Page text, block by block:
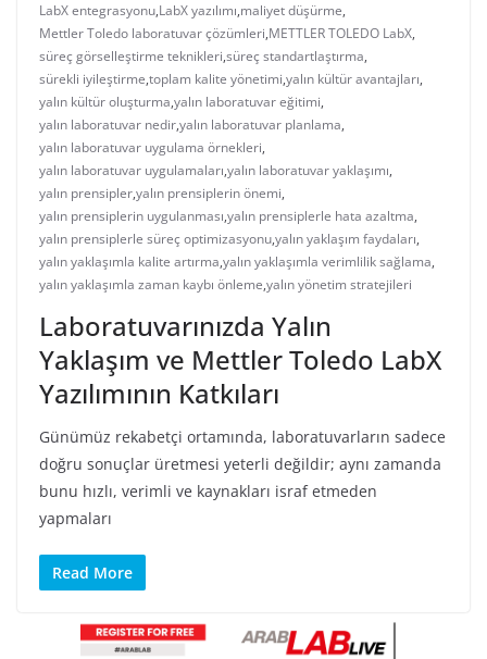
LabX entegrasyonu,LabX yazılımı,maliyet düşürme,
Mettler Toledo laboratuvar çözümleri,METTLER TOLEDO LabX,
süreç görselleştirme teknikleri,süreç standartlaştırma,
sürekli iyileştirme,toplam kalite yönetimi,yalın kültür avantajları,
yalın kültür oluşturma,yalın laboratuvar eğitimi,
yalın laboratuvar nedir,yalın laboratuvar planlama,
yalın laboratuvar uygulama örnekleri,
yalın laboratuvar uygulamaları,yalın laboratuvar yaklaşımı,
yalın prensipler,yalın prensiplerin önemi,
yalın prensiplerin uygulanması,yalın prensiplerle hata azaltma,
yalın prensiplerle süreç optimizasyonu,yalın yaklaşım faydaları,
yalın yaklaşımla kalite artırma,yalın yaklaşımla verimlilik sağlama,
yalın yaklaşımla zaman kaybı önleme,yalın yönetim stratejileri
Laboratuvarınızda Yalın
Yaklaşım ve Mettler Toledo LabX
Yazılımının Katkıları
Günümüz rekabetçi ortamında, laboratuvarların sadece
doğru sonuçlar üretmesi yeterli değildir; aynı zamanda
bunu hızlı, verimli ve kaynakları israf etmeden
yapmaları
Read More